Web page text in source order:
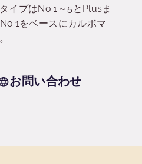
イプはNo.1～5とPlusま
をベースにカルボマ
お問い合わせ